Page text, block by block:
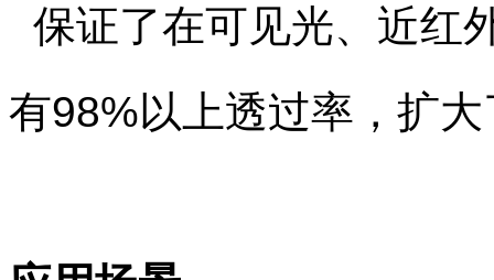
保证了在可见光、近红
有98%以上透过率，扩